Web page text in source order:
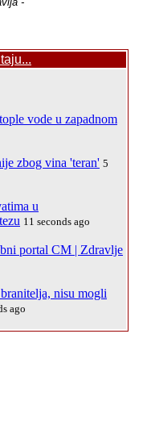
vode u zapadnom
zbog vina 'teran' 5
u
11 seconds ago
portal CM | Zdravlje
nisu mogli
ago